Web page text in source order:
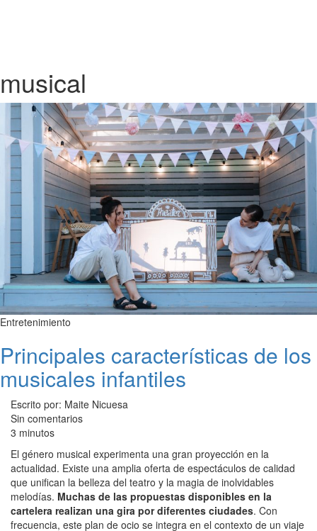
musical
Entretenimiento
Principales características de los
musicales infantiles
Escrito por: Maite Nicuesa
Sin comentarios
3 minutos
El género musical experimenta una gran proyección en la
actualidad. Existe una amplia oferta de espectáculos de calidad
que unifican la belleza del teatro y la magia de inolvidables
melodías. Muchas de las propuestas disponibles en la
cartelera realizan una gira por diferentes ciudades. Con
frecuencia, este plan de ocio se integra en el contexto de un viaje